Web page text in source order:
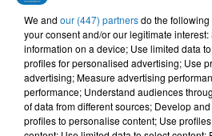
L'HOROSCOPE
We and our (447) partnersdo the
your consent and/or our legitimate
information on a device; Use limited data
profiles for personalised advertising; Use
advertising; Measure advertising
performance; Understand audiences
of data from different sources; Develop
profiles to personalise content; Use